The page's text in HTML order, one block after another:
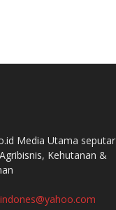
Media Utama seputar
Kehutanan &